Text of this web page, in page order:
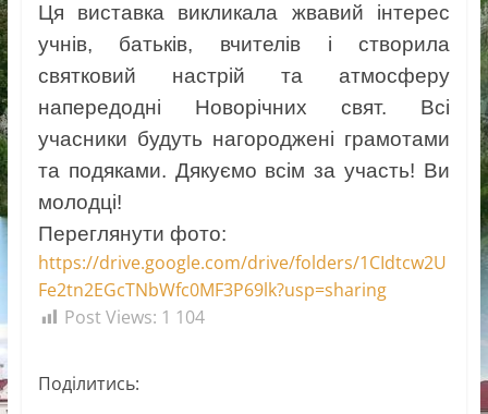
Ця виставка викликала жвавий інтерес
учнів, батьків, вчителів і створила
святковий настрій та атмосферу
напередодні Новорічних свят. Всі
учасники будуть нагороджені грамотами
та подяками. Дякуємо всім за участь! Ви
молодці!
Переглянути фото:
https://drive.google.com/drive/folders/1CIdtcw2U
Fe2tn2EGcTNbWfc0MF3P69lk?usp=sharing
Post Views: 1 104
Поділитись: